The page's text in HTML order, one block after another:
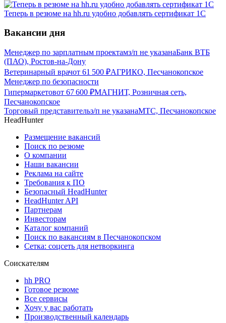
Теперь в резюме на hh.ru удобно добавлять сертификат 1С
Вакансии дня
Менеджер по зарплатным проектамз/п не указанаБанк ВТБ
(ПАО), Ростов-на-Дону
Ветеринарный врачот 61 500 ₽АГРИКО, Песчанокопское
Менеджер по безопасности
Гипермаркетовот 67 600 ₽МАГНИТ, Розничная сеть,
Песчанокопское
Торговый представительз/п не указанаМТС, Песчанокопское
HeadHunter
Размещение вакансий
Поиск по резюме
О компании
Наши вакансии
Реклама на сайте
Требования к ПО
Безопасный HeadHunter
HeadHunter API
Партнерам
Инвесторам
Каталог компаний
Поиск по вакансиям в Песчанокопском
Сетка: соцсеть для нетворкинга
Соискателям
hh PRO
Готовое резюме
Все сервисы
Хочу у вас работать
Производственный календарь